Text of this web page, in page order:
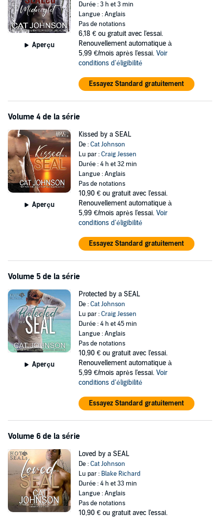
Aperçu
Durée : 3 h et 3 min
Langue : Anglais
Pas de notations
6,18 € ou gratuit avec l'essai.
Renouvellement automatique à
5,99 €/mois après l'essai. Voir
conditions d'éligibilité
Essayez Standard gratuitement
Volume 4 de la série
Aperçu
Kissed by a SEAL
De :Cat Johnson
Lu par :Craig Jessen
Durée : 4 h et 32 min
Langue : Anglais
Pas de notations
10,90 € ou gratuit avec l'essai.
Renouvellement automatique à
5,99 €/mois après l'essai. Voir
conditions d'éligibilité
Essayez Standard gratuitement
Volume 5 de la série
Aperçu
Protected by a SEAL
De :Cat Johnson
Lu par :Craig Jessen
Durée : 4 h et 45 min
Langue : Anglais
Pas de notations
10,90 € ou gratuit avec l'essai.
Renouvellement automatique à
5,99 €/mois après l'essai. Voir
conditions d'éligibilité
Essayez Standard gratuitement
Volume 6 de la série
Loved by a SEAL
De :Cat Johnson
Lu par : Blake Richard
Durée : 4 h et 33 min
Langue : Anglais
Pas de notations
10,90 € ou gratuit avec l'essai.